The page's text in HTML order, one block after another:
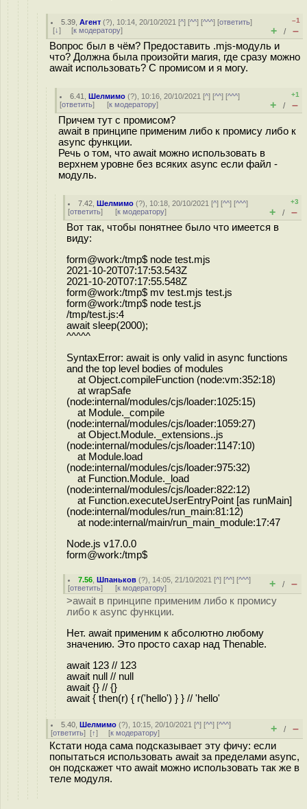
5.39 ,Агент (?), 10:14, 20/10/2021 [^] [^^] [^^^] [ответить]
[↓] [к модератору]
–1
+ / –
Вопрос был в чём? Предоставить .mjs-модуль и
что? Должна была произойти магия, где сразу можно
await использовать? С промисом и я могу.
6.41 ,Шелмимо (?), 10:16, 20/10/2021 [^] [^^] [^^^]
[ответить] [к модератору]
+1
+ / –
Причем тут с промисом?
await в принципе применим либо к промису либо к
async функции.
Речь о том, что await можно использовать в
верхнем уровне без всяких async если файл -
модуль.
7.42 ,Шелмимо (?), 10:18, 20/10/2021 [^] [^^] [^^^]
[ответить] [к модератору]
+3
+ / –
Вот так, чтобы понятнее было что имеется в
виду:
form@work:/tmp$ node test.mjs
2021-10-20T07:17:53.543Z
2021-10-20T07:17:55.548Z
form@work:/tmp$ mv test.mjs test.js
form@work:/tmp$ node test.js
/tmp/test.js:4
await sleep(2000);
^^^^^
SyntaxError: await is only valid in async functions
and the top level bodies of modules
at Object.compileFunction (node:vm:352:18)
at wrapSafe
(node:internal/modules/cjs/loader:1025:15)
at Module._compile
(node:internal/modules/cjs/loader:1059:27)
at Object.Module._extensions..js
(node:internal/modules/cjs/loader:1147:10)
at Module.load
(node:internal/modules/cjs/loader:975:32)
at Function.Module._load
(node:internal/modules/cjs/loader:822:12)
at Function.executeUserEntryPoint [as runMain]
(node:internal/modules/run_main:81:12)
at node:internal/main/run_main_module:17:47
Node.js v17.0.0
form@work:/tmp$
7.56 ,Шпаньков (?), 14:05, 21/10/2021 [^] [^^] [^^^]
[ответить] [к модератору] + / –
>await в принципе применим либо к промису
либо к async функции.
Нет. await применим к абсолютно любому
значению. Это просто сахар над Thenable.
await 123 // 123
await null // null
await {} // {}
await { then(r) { r('hello') } } // 'hello'
5.40 ,Шелмимо (?), 10:15, 20/10/2021 [^] [^^] [^^^]
[ответить] [↑] [к модератору] + / –
Кстати нода сама подсказывает эту фичу: если
попытаться использовать await за пределами async,
он подскажет что await можно использовать так же в
теле модуля.